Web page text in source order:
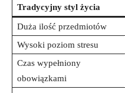
Tradycyjny styl życia
Duża ilość przedmiotów
Wysoki poziom stresu
Czas wypełniony
‌obowiązkami